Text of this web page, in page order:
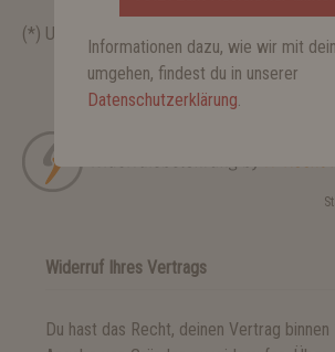
(*) Unzutreffendes streichen
Widerruf Ihres Vertrags
Du hast das Recht, deinen Vertrag binnen
Informationen dazu, wie wir mit
umgehen, findest du in unserer
Datenschutzerklärung.